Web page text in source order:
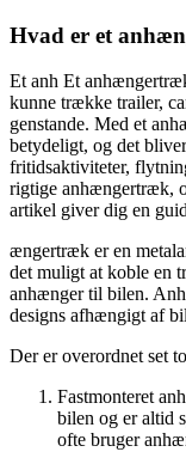
Hvad er et
Et anh Et
kunne trække trailer,
genstande. Med et
betydeligt, og det
fritidsaktiviteter,
rigtige anhængertræk,
artikel giver dig en
ængertræk er en
det muligt at koble en
anhænger til bilen.
designs afhængigt af
Der er overordnet set
Fastmonteret
bilen og er altid
ofte bruger